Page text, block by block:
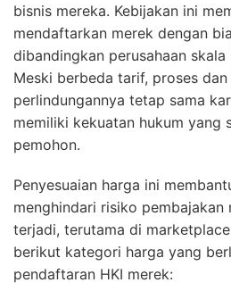
bisnis mereka. Kebijakan ini
mendaftarkan merek dengan
dibandingkan perusahaan skala
Meski berbeda tarif, proses
perlindungannya tetap sama
memiliki kekuatan hukum yang
pemohon.
Penyesuaian harga ini
menghindari risiko pembajakan
terjadi, terutama di
berikut kategori harga yang
pendaftaran HKI merek: